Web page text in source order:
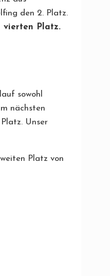
den 2. Platz.
vierten Platz.
sowohl
nächsten
Unser
Platz von